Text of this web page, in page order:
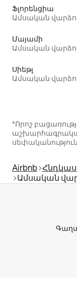
Ֆլորենցիա
Ամսական
Մայամի
Ամսական
Սիեթլ
Ամսական
*Որոշ
Airbnb
Ամսական